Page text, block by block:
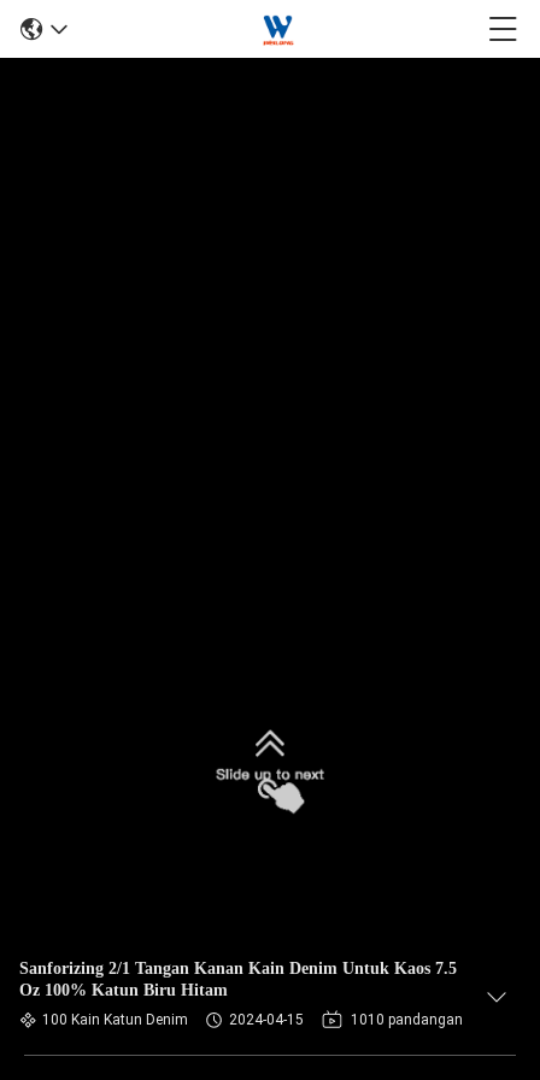
Sanforizing 2/1 Tangan Kanan Kain Denim Untuk Kaos 7.5
Oz 100% Katun Biru Hitam
100 Kain Katun Denim 2024-04-15 1010 pandangan